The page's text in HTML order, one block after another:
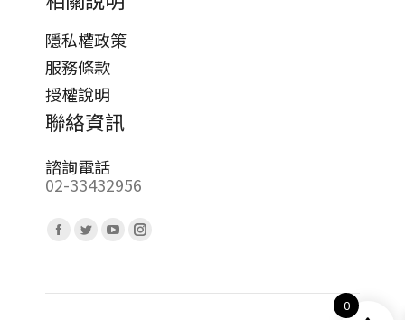
隱私權政策
服務條款
授權說明
聯絡資訊
諮詢電話
02-33432956
Facebook
opens
Twitter
opens
YouTube
opens
Instagram
opens
0